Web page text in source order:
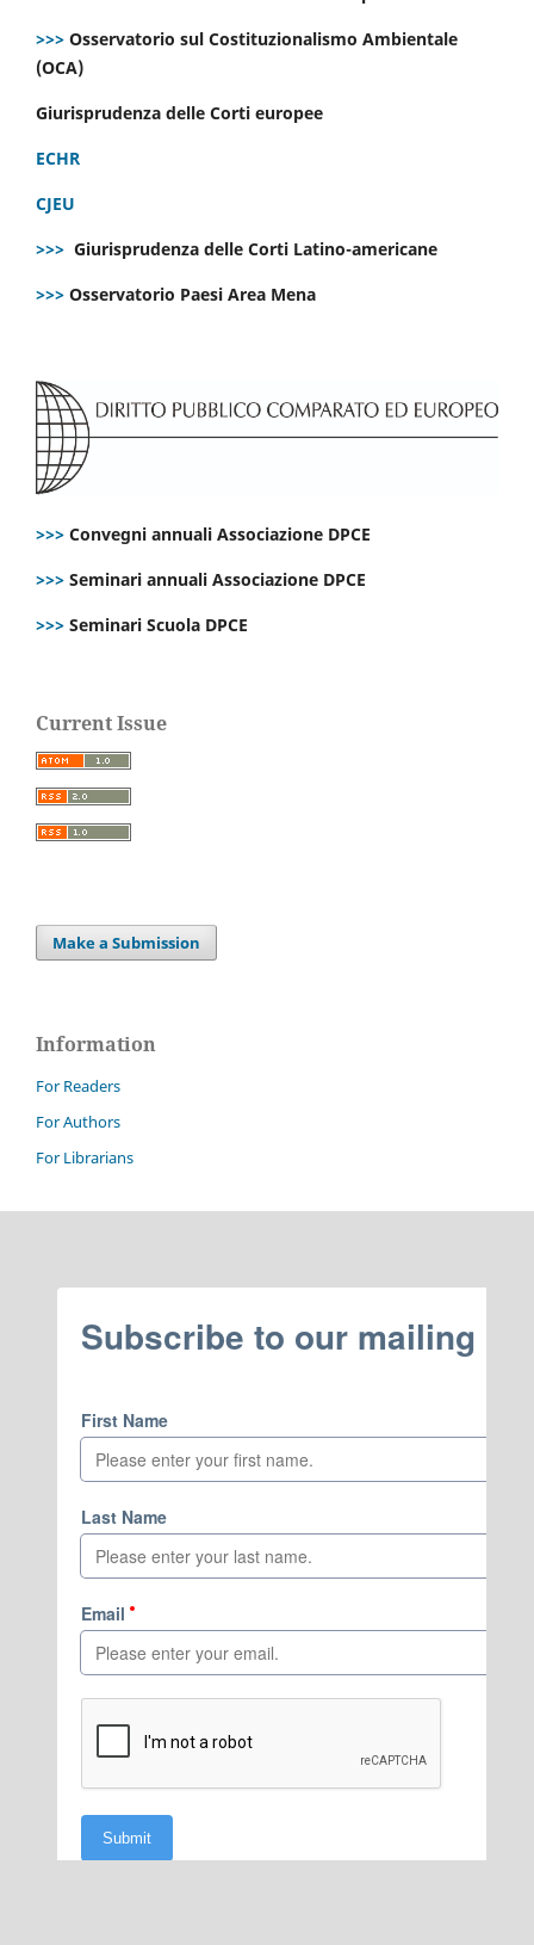
>>> Osservatorio sul Costituzionalismo Ambientale
(OCA)
Giurisprudenza delle Corti europee
ECHR
CJEU
>>> Giurisprudenza delle Corti Latino-americane
>>> Osservatorio Paesi Area Mena
>>> Convegni annuali Associazione DPCE
>>> Seminari annuali Associazione DPCE
>>> Seminari Scuola DPCE
Current Issue
Make a Submission
Information
For Readers
For Authors
For Librarians